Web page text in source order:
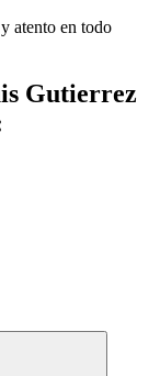
atento en todo
Gutierrez